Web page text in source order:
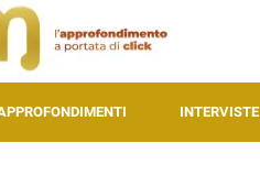
INTERVISTE